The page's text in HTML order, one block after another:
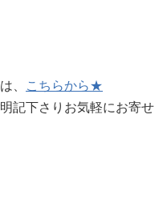
、
こちらから★
記下さりお気軽にお寄せ